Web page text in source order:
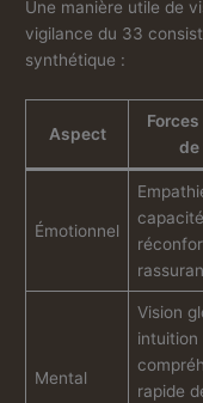
Une manière utile de
vigilance du 33
synthétique :
Aspect
de
Émotionnel
Mental
Vision
intuition
rapide